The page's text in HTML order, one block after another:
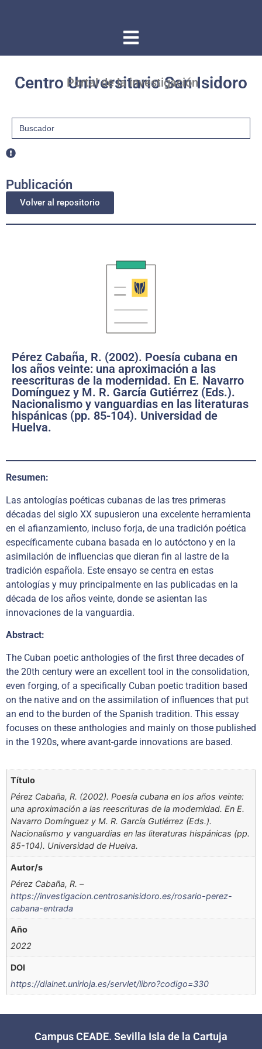
Centro Universitario San Isidoro
Portal de la investigación
Buscar:
Publicación
Volver al repositorio
Pérez Cabaña, R. (2002). Poesía cubana en
los años veinte: una aproximación a las
reescrituras de la modernidad. En E. Navarro
Domínguez y M. R. García Gutiérrez (Eds.).
Nacionalismo y vanguardias en las literaturas
hispánicas (pp. 85-104). Universidad de
Huelva.
Resumen:
Las antologías poéticas cubanas de las tres primeras
décadas del siglo XX supusieron una excelente herramienta
en el afianzamiento, incluso forja, de una tradición poética
específicamente cubana basada en lo autóctono y en la
asimilación de influencias que dieran fin al lastre de la
tradición española. Este ensayo se centra en estas
antologías y muy principalmente en las publicadas en la
década de los años veinte, donde se asientan las
innovaciones de la vanguardia.
Abstract:
The Cuban poetic anthologies of the first three decades of
the 20th century were an excellent tool in the consolidation,
even forging, of a specifically Cuban poetic tradition based
on the native and on the assimilation of influences that put
an end to the burden of the Spanish tradition. This essay
focuses on these anthologies and mainly on those published
in the 1920s, where avant-garde innovations are based.
Título
Pérez Cabaña, R. (2002). Poesía cubana en los años veinte:
una aproximación a las reescrituras de la modernidad. En E.
Navarro Domínguez y M. R. García Gutiérrez (Eds.).
Nacionalismo y vanguardias en las literaturas hispánicas (pp.
85-104). Universidad de Huelva.
Autor/s
Pérez Cabaña, R. –
https://investigacion.centrosanisidoro.es/rosario-perez-
cabana-entrada
Año
2022
DOI
https://dialnet.unirioja.es/servlet/libro?codigo=330
Campus CEADE. Sevilla Isla de la Cartuja